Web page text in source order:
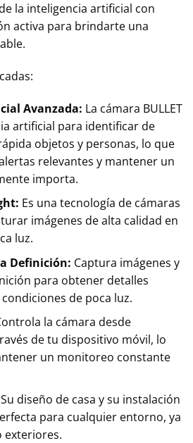
la inteligencia artificial con
activa para brindarte una
Avanzada: La cámara BULLET
artificial para identificar de
objetos y personas, lo que
relevantes y mantener un
importa.
Es una tecnología de cámaras
imágenes de alta calidad en
luz.
Definición: Captura imágenes y
para obtener detalles
de poca luz.
la cámara desde
de tu dispositivo móvil, lo
un monitoreo constante
diseño de casa y su instalación
para cualquier entorno, ya
exteriores.